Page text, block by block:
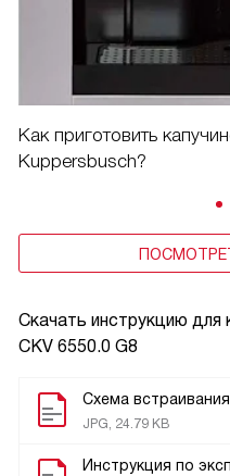
Скачать инструкцию
CKV 6550.0 G8
Схема встраивания
JPG, 24.79 KB
Инструкция по
Как приготовить
Kuppersbusch?